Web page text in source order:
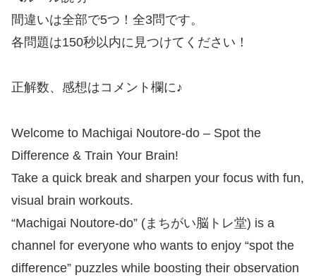
間違いは全部で5つ！全3問です。
各問題は150秒以内に見つけてください！
正解数、感想はコメント欄に♪
Welcome to Machigai Noutore-do – Spot the
Difference & Train Your Brain!
Take a quick break and sharpen your focus with fun,
visual brain workouts.
“Machigai Noutore-do” (まちがい脳トレ堂) is a
channel for everyone who wants to enjoy “spot the
difference” puzzles while boosting their observation